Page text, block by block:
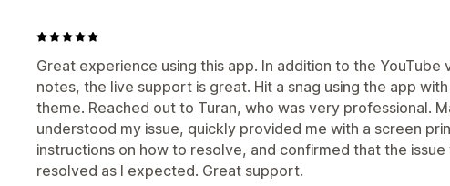
Great experience using this app. In addition to the YouTube
notes, the live support is great. Hit a snag using the app
theme. Reached out to Turan, who was very professional.
understood my issue, quickly provided me with a screen
instructions on how to resolve, and confirmed that the issue
resolved as I expected. Great support.